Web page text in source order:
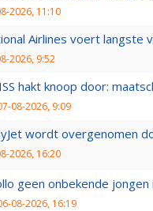
2026, 11:10
Airlines voert langste
2026, 9:52
hakt knoop door:
08-2026, 9:09
wordt overgenomen
2026, 16:20
geen onbekende
08-2026, 16:19